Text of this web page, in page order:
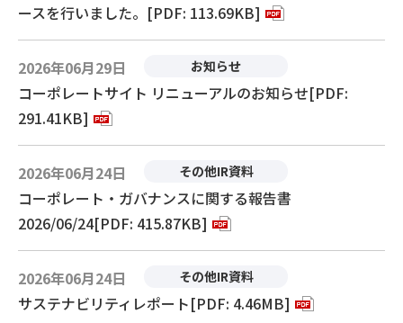
ースを行いました。[PDF: 113.69KB]
2026年06月29日 お知らせ
コーポレートサイト リニューアルのお知らせ[PDF:
291.41KB]
2026年06月24日 その他IR資料
コーポレート・ガバナンスに関する報告書
2026/06/24[PDF: 415.87KB]
2026年06月24日 その他IR資料
サステナビリティレポート[PDF: 4.46MB]